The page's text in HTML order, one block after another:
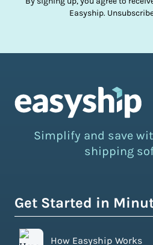
Easyship.
Simplify and save
shipping
Get Started in
How Easyship Works